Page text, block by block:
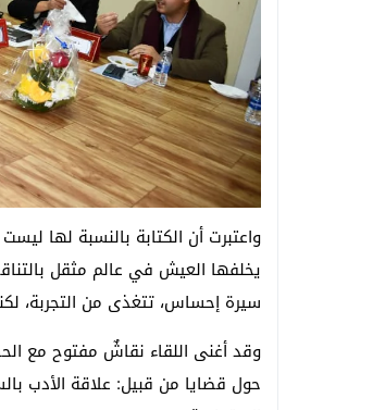
واعتبرت أن الكتابة بالنسبة لها
يخلفها العيش في عالم مثقل
سيرة إحساس، تتغذى من التجربة،
وقد أغنى اللقاء نقاشٌ مفتوح مع
حول قضايا من قبيل: علاقة الأدب